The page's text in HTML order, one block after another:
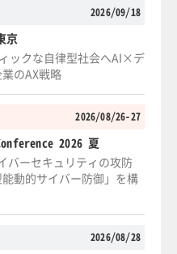
2026/09/18
京
ックな自律型社会へAI×デ
のAX戦略
2026/08/26-27
2026 夏
バーセキュリティの攻防
動的サイバー防御」を構
2026/08/28